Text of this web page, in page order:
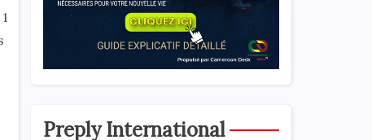
Preply International